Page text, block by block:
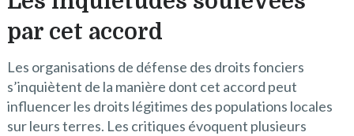
par cet accord
Les organisations de défense des droits fonciers
s’inquiètent de la manière dont cet accord peut
influencer les droits légitimes des populations locales
sur leurs terres. Les critiques évoquent plusieurs